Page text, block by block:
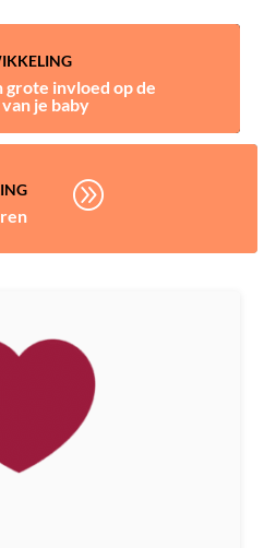
grote invloed op de
je baby
A